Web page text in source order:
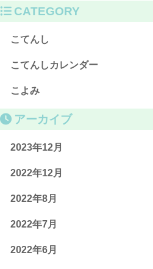
CATEGORY
こてんし
こてんしカレンダー
こよみ
アーカイブ
2023年12月
2022年12月
2022年8月
2022年7月
2022年6月